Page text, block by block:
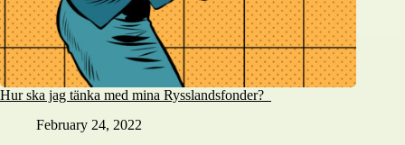
Hur ska jag tänka med mina Rysslandsfonder?
February 24, 2022